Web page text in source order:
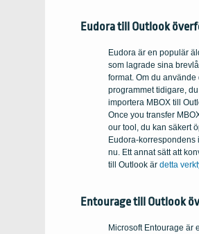
Eudora till Outlook
Eudora är en populär
som lagrade sina
format. Om du använde
programmet tidigare,
importera MBOX till
Once you transfer
our tool , du kan säkert
Eudora-korrespondens
nu. Ett annat sätt att
till Outlook är detta
Entourage till Outlook
Microsoft Entourage är